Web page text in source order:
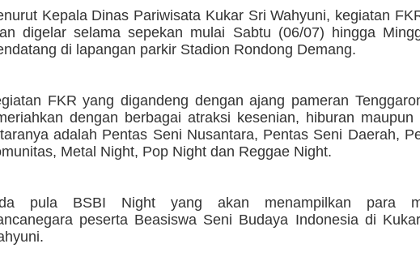
Kepala Dinas Pariwisata Kukar Sri Wahyuni, kegiatan
digelar selama sepekan mulai Sabtu (06/07) hingga
di lapangan parkir Stadion Rondong Demang.
FKR yang digandeng dengan ajang pameran
dengan berbagai atraksi kesenian, hiburan maupun
adalah Pentas Seni Nusantara, Pentas Seni Daerah,
Metal Night, Pop Night dan Reggae Night.
pula BSBI Night yang akan menampilkan para
peserta Beasiswa Seni Budaya Indonesia di